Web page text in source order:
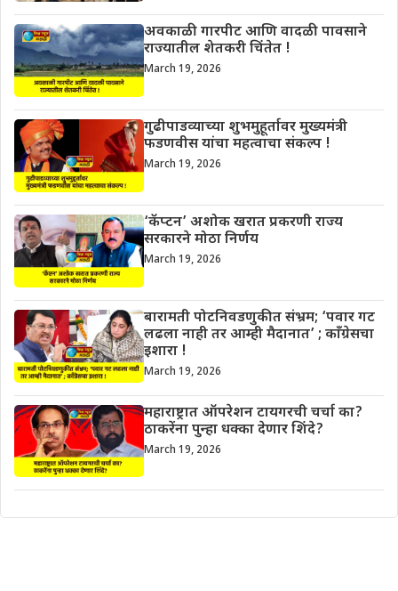
अवकाळी गारपीट आणि वादळी पावसाने
राज्यातील शेतकरी चिंतेत !
March 19, 2026
गुढीपाडव्याच्या शुभमुहूर्तावर मुख्यमंत्री
फडणवीस यांचा महत्वाचा संकल्प !
March 19, 2026
‘कॅप्टन’ अशोक खरात प्रकरणी राज्य
सरकारने मोठा निर्णय
March 19, 2026
बारामती पोटनिवडणुकीत संभ्रम; ‘पवार गट
लढला नाही तर आम्ही मैदानात’ ; काँग्रेसचा
इशारा !
March 19, 2026
महाराष्ट्रात ऑपरेशन टायगरची चर्चा का?
ठाकरेंना पुन्हा धक्का देणार शिंदे?
March 19, 2026